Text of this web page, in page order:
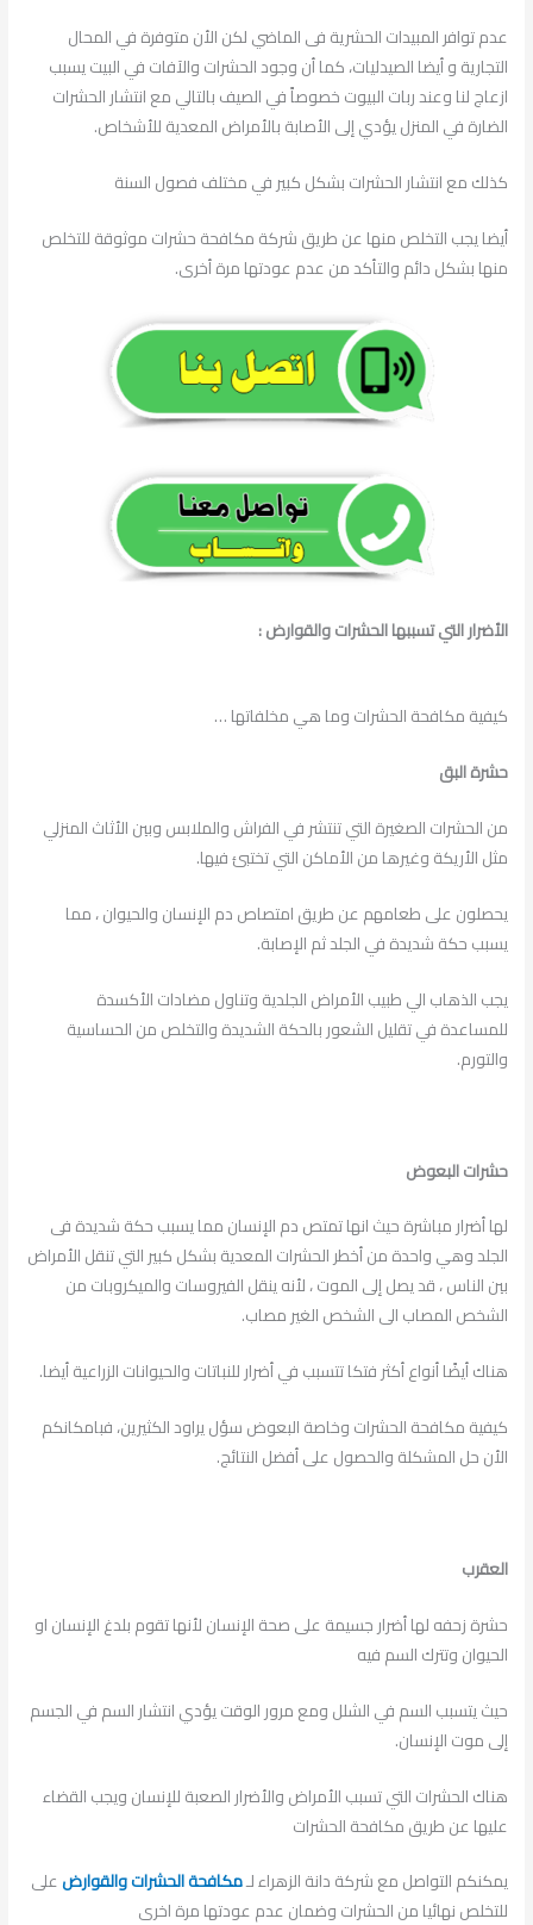
عدم توافر المبيدات الحشرية فى الماضي لكن الأن متوفرة في المحال
التجارية و أيضا الصيدليات، كما أن وجود الحشرات والآفات في البيت يسبب
ازعاج لنا وعند ربات البيوت خصوصاً في الصيف بالتالي مع انتشار الحشرات
الضارة في المنزل يؤدي إلى الأصابة بالأمراض المعدية للأشخاص.
كذلك مع انتشار الحشرات بشكل كبير في مختلف فصول السنة
أيضا يجب التخلص منها عن طريق شركة مكافحة حشرات موثوقة للتخلص
منها بشكل دائم والتأكد من عدم عودتها مرة أخرى.
الأضرار التي تسببها الحشرات والقوارض :
كيفية مكافحة الحشرات وما هي مخلفاتها …
حشرة البق
من الحشرات الصغيرة التي تنتشر في الفراش والملابس وبين الأثاث المنزلي
مثل الأريكة وغيرها من الأماكن التي تختبئ فيها.
يحصلون على طعامهم عن طريق امتصاص دم الإنسان والحيوان ، مما
يسبب حكة شديدة في الجلد ثم الإصابة.
يجب الذهاب الي طبيب الأمراض الجلدية وتناول مضادات الأكسدة
للمساعدة في تقليل الشعور بالحكة الشديدة والتخلص من الحساسية
والتورم.
حشرات البعوض
لها أضرار مباشرة حيث انها تمتص دم الإنسان مما يسبب حكة شديدة فى
الجلد وهي واحدة من أخطر الحشرات المعدية بشكل كبير التي تنقل الأمراض
بين الناس ، قد يصل إلى الموت ، لأنه ينقل الفيروسات والميكروبات من
الشخص المصاب الى الشخص الغير مصاب.
هناك أيضًا أنواع أكثر فتكا تتسبب في أضرار للنباتات والحيوانات الزراعية أيضا.
كيفية مكافحة الحشرات وخاصة البعوض سؤل يراود الكثيرين، فبامكانكم
الأن حل المشكلة والحصول على أفضل النتائج.
العقرب
حشرة زحفه لها أضرار جسيمة على صحة الإنسان لأنها تقوم بلدغ الإنسان او
الحيوان وتترك السم فيه
حيث يتسبب السم في الشلل ومع مرور الوقت يؤدي انتشار السم في الجسم
إلى موت الإنسان.
هناك الحشرات التي تسبب الأمراض والأضرار الصعبة للإنسان ويجب القضاء
عليها عن طريق مكافحة الحشرات
يمكنكم التواصل مع شركة دانة الزهراء لـمكافحة الحشرات والقوارضعلى
للتخلص نهائيا من الحشرات وضمان عدم عودتها مرة اخرى